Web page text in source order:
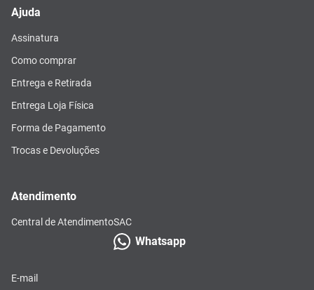
Ajuda
Assinatura
Como comprar
Entrega e Retirada
Entrega Loja Física
Forma de Pagamento
Trocas e Devoluções
Atendimento
Central de AtendimentoSAC
Whatsapp
E-mail